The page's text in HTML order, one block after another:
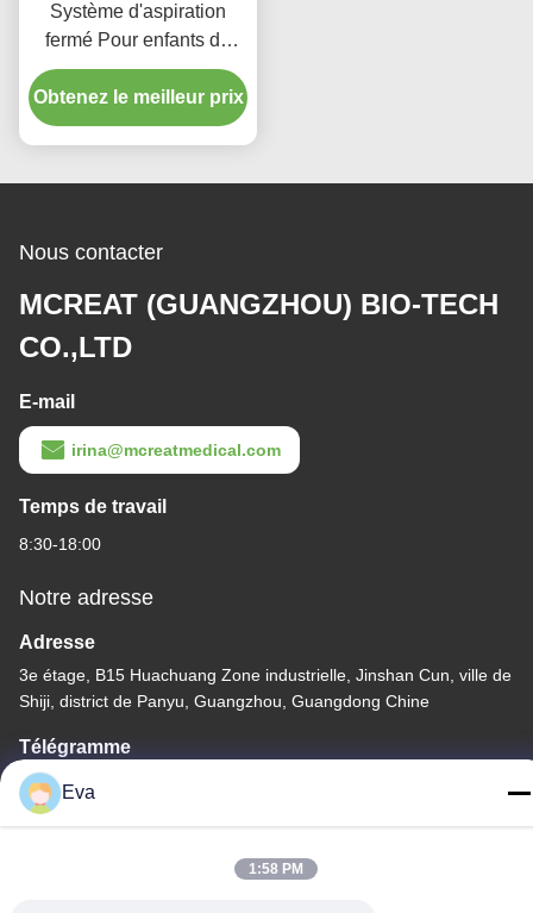
Système d'aspiration
fermé Pour enfants de
type 72H
Obtenez le meilleur prix
Nous contacter
MCREAT (GUANGZHOU) BIO-TECH
CO.,LTD
E-mail
irina@mcreatmedical.com
Temps de travail
8:30-18:00
Notre adresse
Adresse
3e étage, B15 Huachuang Zone industrielle, Jinshan Cun, ville de
Shiji, district de Panyu, Guangzhou, Guangdong Chine
Télégramme
86-020-3156-0583
Eva
1:58 PM